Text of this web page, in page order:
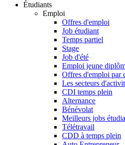
Étudiants
Emploi
Offres d'emploi
Job étudiant
Temps partiel
Stage
Job d'été
Emploi jeune
Offres d'emploi par
Les secteurs
CDI temps plein
Alternance
Bénévolat
Meilleurs jobs
Télétravail
CDD à temps plein